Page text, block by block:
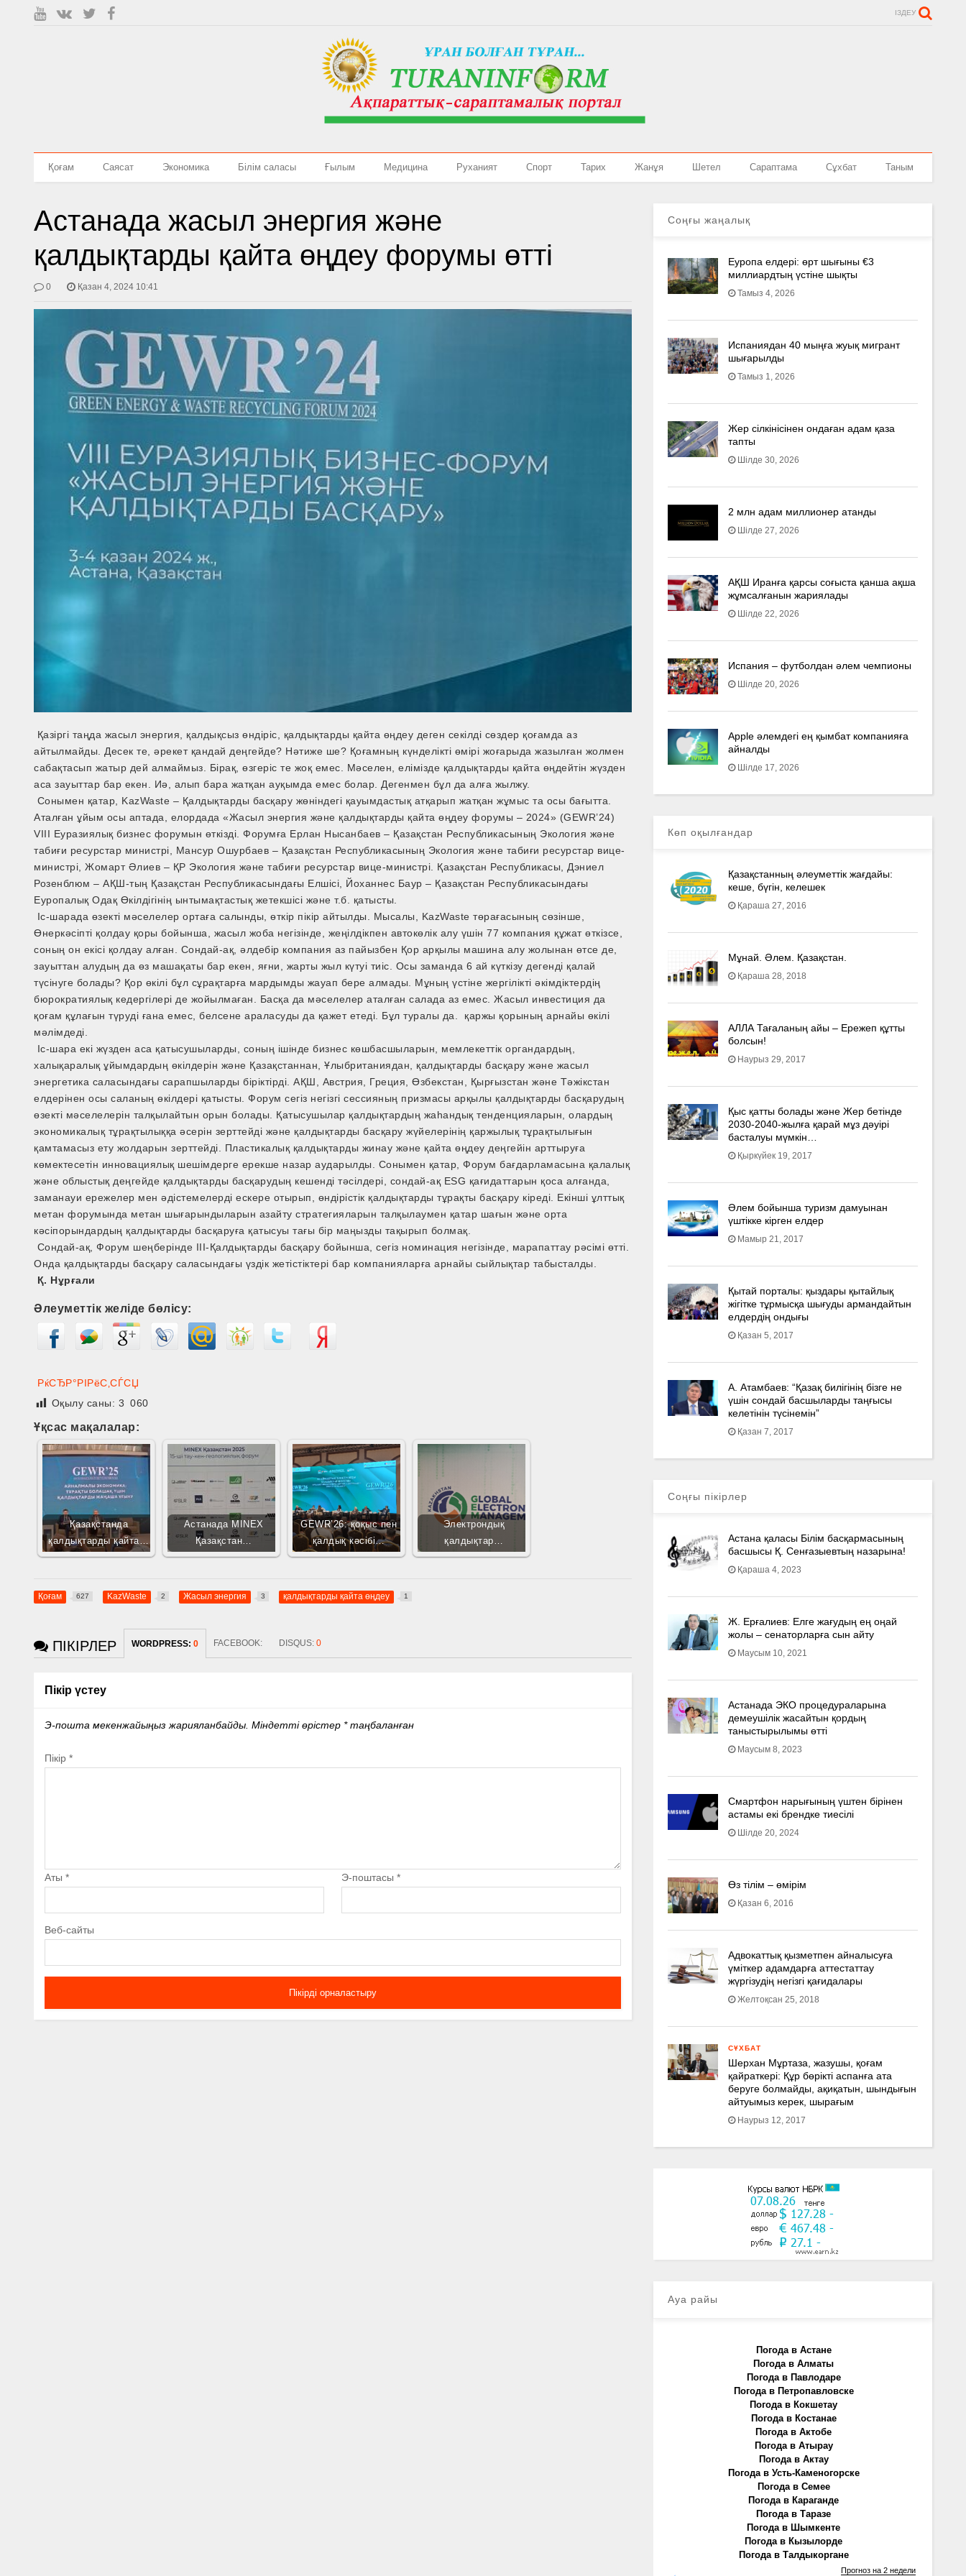
ІЗДЕУ
Қоғам Саясат Экономика Білім саласы Ғылым Медицина Руханият Спорт Тарих Жанұя Шетел Сараптама Сұхбат Таным
Астанада жасыл энергия және
қалдықтарды қайта өңдеу форумы өтті
0 Қазан 4, 2024 10:41
Қазіргі таңда жасыл энергия, қалдықсыз өндіріс, қалдықтарды қайта өңдеу деген секілді сөздер қоғамда аз
айтылмайды. Десек те, әрекет қандай деңгейде? Нәтиже ше? Қоғамның күнделікті өмірі жоғарыда жазылған жолмен
сабақтасып жатыр дей алмаймыз. Бірақ, өзгеріс те жоқ емес. Мәселен, елімізде қалдықтарды қайта өңдейтін жүзден
аса зауыттар бар екен. Иә, алып бара жатқан ауқымда емес болар. Дегенмен бұл да алға жылжу.
Сонымен қатар, KazWaste – Қалдықтарды басқару жөніндегі қауымдастық атқарып жатқан жұмыс та осы бағытта.
Аталған ұйым осы аптада, елордада «Жасыл энергия және қалдықтарды қайта өңдеу форумы – 2024» (GEWR’24)
VIII Еуразиялық бизнес форумын өткізді. Форумға Ерлан Нысанбаев – Қазақстан Республикасының Экология және
табиғи ресурстар министрі, Мансур Ошурбаев – Қазақстан Республикасының Экология және табиғи ресурстар вице-
министрі, Жомарт Әлиев – ҚР Экология және табиғи ресурстар вице-министрі. Қазақстан Республикасы, Дэниел
Розенблюм – АҚШ-тың Қазақстан Республикасындағы Елшісі, Йоханнес Баур – Қазақстан Республикасындағы
Еуропалық Одақ Өкілдігінің ынтымақтастық жетекшісі және т.б. қатысты.
Іс-шарада өзекті мәселелер ортаға салынды, өткір пікір айтылды. Мысалы, KazWaste төрағасының сөзінше,
Өнеркәсіпті қолдау қоры бойынша, жасыл жоба негізінде, жеңілдікпен автокөлік алу үшін 77 компания құжат өткізсе,
соның он екісі қолдау алған. Сондай-ақ, әлдебір компания аз пайызбен Қор арқылы машина алу жолынан өтсе де,
зауыттан алудың да өз машақаты бар екен, яғни, жарты жыл күтуі тиіс. Осы заманда 6 ай күткізу дегенді қалай
түсінуге болады? Қор өкілі бұл сұрақтарға мардымды жауап бере алмады. Мұның үстіне жергілікті әкімдіктердің
бюрократиялық кедергілері де жойылмаған. Басқа да мәселелер аталған салада аз емес. Жасыл инвестиция да
қоғам құлағын түруді ғана емес, белсене араласуды да қажет етеді. Бұл туралы да. қаржы қорының арнайы өкілі
мәлімдеді.
Іс-шара екі жүзден аса қатысушыларды, соның ішінде бизнес көшбасшыларын, мемлекеттік органдардың,
халықаралық ұйымдардың өкілдерін және Қазақстаннан, Ұлыбританиядан, қалдықтарды басқару және жасыл
энергетика саласындағы сарапшыларды біріктірді. АҚШ, Австрия, Греция, Өзбекстан, Қырғызстан және Тәжікстан
елдерінен осы саланың өкілдері қатысты. Форум сегіз негізгі сессияның призмасы арқылы қалдықтарды басқарудың
өзекті мәселелерін талқылайтын орын болады. Қатысушылар қалдықтардың жаһандық тенденцияларын, олардың
экономикалық тұрақтылыққа әсерін зерттейді және қалдықтарды басқару жүйелерінің қаржылық тұрақтылығын
қамтамасыз ету жолдарын зерттейді. Пластикалық қалдықтарды жинау және қайта өңдеу деңгейін арттыруға
көмектесетін инновациялық шешімдерге ерекше назар аударылды. Сонымен қатар, Форум бағдарламасына қалалық
және облыстық деңгейде қалдықтарды басқарудың кешенді тәсілдері, сондай-ақ ESG қағидаттарын қоса алғанда,
заманауи ережелер мен әдістемелерді ескере отырып, өндірістік қалдықтарды тұрақты басқару кіреді. Екінші ұлттық
метан форумында метан шығарындыларын азайту стратегияларын талқылаумен қатар шағын және орта
кәсіпорындардың қалдықтарды басқаруға қатысуы тағы бір маңызды тақырып болмақ.
Сондай-ақ, Форум шеңберінде III-Қалдықтарды басқару бойынша, сегіз номинация негізінде, марапаттау рәсімі өтті.
Онда қалдықтарды басқару саласындағы үздік жетістіктері бар компанияларға арнайы сыйлықтар табысталды.
Қ. Нұрғали
Әлеуметтік желіде бөлісу:
РќСЂР°РІРёС‚СЃСЏ
Оқылу саны: 3 060
Ұқсас мақалалар:
Қазақстанда
қалдықтарды қайта…
Астанада MINEX
Қазақстан…
GEWR’26: қоқыс пен
қалдық кәсібі…
Электрондық
қалдықтар…
Қоғам 627 KazWaste 2 Жасыл энергия 3 қалдықтарды қайта өңдеу 1
ПІКІРЛЕР WORDPRESS:0 FACEBOOK: DISQUS:0
Пікір үстеу
Э-пошта мекенжайыңыз жарияланбайды.Міндетті өрістер *таңбаланған
Пікір*
Аты* Э-поштасы*
Веб-сайты
Соңғы жаңалық
Еуропа елдері: өрт шығыны €3
миллиардтың үстіне шықты
Тамыз 4, 2026
Испаниядан 40 мыңға жуық мигрант
шығарылды
Тамыз 1, 2026
Жер сілкінісінен ондаған адам қаза
тапты
Шілде 30, 2026
2 млн адам миллионер атанды
Шілде 27, 2026
АҚШ Иранға қарсы соғыста қанша ақша
жұмсалғанын жариялады
Шілде 22, 2026
Испания – футболдан әлем чемпионы
Шілде 20, 2026
Apple әлемдегі ең қымбат компанияға
айналды
Шілде 17, 2026
Көп оқылғандар
Қазақстанның әлеуметтік жағдайы:
кеше, бүгін, келешек
Қараша 27, 2016
Мұнай. Әлем. Қазақстан.
Қараша 28, 2018
АЛЛА Тағаланың айы – Ережеп құтты
болсын!
Наурыз 29, 2017
Қыс қатты болады және Жер бетінде
2030-2040­-жылға қарай мұз дәуірі
басталуы мүмкін…
Қыркүйек 19, 2017
Әлем бойынша туризм дамуынан
үштікке кірген елдер
Мамыр 21, 2017
Қытай порталы: қыздары қытайлық
жігітке тұрмысқа шығуды армандайтын
елдердің ондығы
Қазан 5, 2017
А. Атамбаев: “Қазақ билігінің бізге не
үшін сондай басшыларды таңғысы
келетінін түсінемін”
Қазан 7, 2017
Соңғы пікірлер
Астана қаласы Білім басқармасының
басшысы Қ. Сенғазыевтың назарына!
Қараша 4, 2023
Ж. Ерғалиев: Елге жағудың ең оңай
жолы – сенаторларға сын айту
Маусым 10, 2021
Астанада ЭКО процедураларына
демеушілік жасайтын қордың
таныстырылымы өтті
Маусым 8, 2023
Смартфон нарығының үштен бірінен
астамы екі брендке тиесілі
Шілде 20, 2024
Өз тілім – өмірім
Қазан 6, 2016
Адвокаттық қызметпен айналысуға
үмiткер адамдарға аттестаттау
жүргізудің негізгі қағидалары
Желтоқсан 25, 2018
СҰХБАТ
Шерхан Мұртаза, жазушы, қоғам
қайраткері: Құр бөрікті аспанға ата
беруге болмайды, ақиқатын, шындығын
айтуымыз керек, шырағым
Наурыз 12, 2017
Ауа райы
Погода в Астане
Погода в Алматы
Погода в Павлодаре
Погода в Петропавловске
Погода в Кокшетау
Погода в Костанае
Погода в Актобе
Погода в Атырау
Погода в Актау
Погода в Усть-Каменогорске
Погода в Семее
Погода в Караганде
Погода в Таразе
Погода в Шымкенте
Погода в Кызылорде
Погода в Талдыкоргане
Прогноз на 2 недели